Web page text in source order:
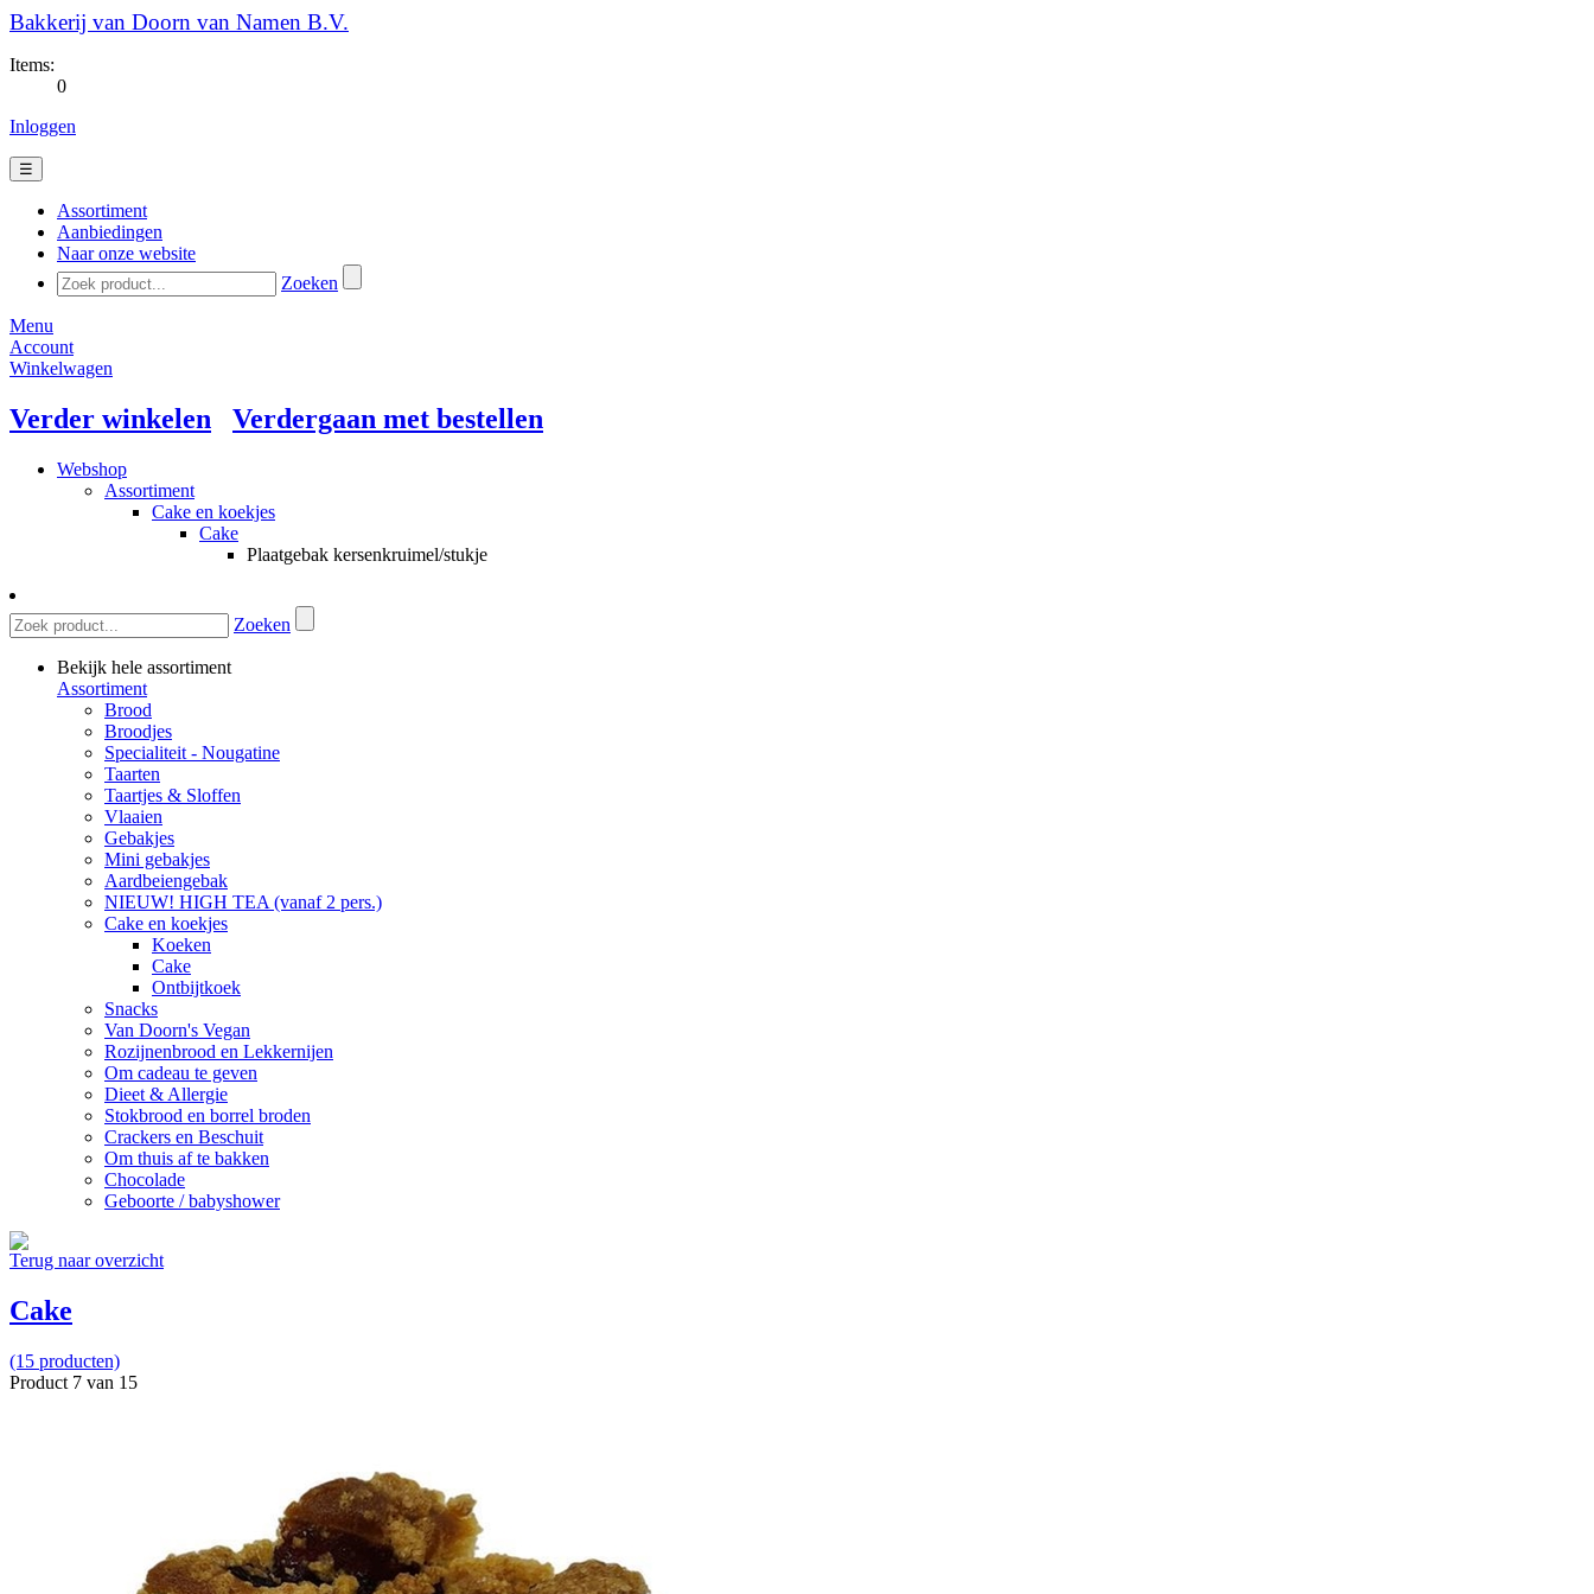
Bakkerij van Doorn van Namen B.V.
Items:
0
Inloggen
☰
Assortiment
Aanbiedingen
Naar onze website
Zoeken
Menu
Account
Winkelwagen
Verder winkelen Verdergaan met bestellen
Webshop
Assortiment
Cake en koekjes
Cake
Plaatgebak kersenkruimel/stukje
Zoeken
Bekijk hele assortiment
Assortiment
Brood
Broodjes
Specialiteit - Nougatine
Taarten
Taartjes & Sloffen
Vlaaien
Gebakjes
Mini gebakjes
Aardbeiengebak
NIEUW! HIGH TEA (vanaf 2 pers.)
Cake en koekjes
Koeken
Cake
Ontbijtkoek
Snacks
Van Doorn's Vegan
Rozijnenbrood en Lekkernijen
Om cadeau te geven
Dieet & Allergie
Stokbrood en borrel broden
Crackers en Beschuit
Om thuis af te bakken
Chocolade
Geboorte / babyshower
Terug naar overzicht
Cake
(15 producten)
Product 7 van 15